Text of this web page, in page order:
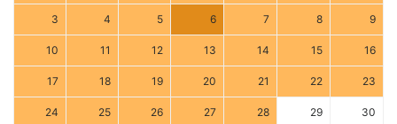
3 4 5 6 7 8 9
10 11 12 13 14 15 16
17 18 19 20 21 22 23
24 25 26 27 28 29 30